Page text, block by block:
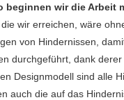
beginnen wir die Arbeit
wir erreichen, wäre
von Hindernissen,
durchgeführt, dank
Designmodell sind alle
auch die auf das